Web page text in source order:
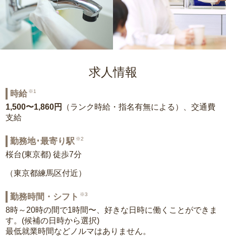
求人情報
時給 ※1
1,500〜1,860円
（ランク時給・指名有無による）、交通費
支給
勤務地･最寄り駅 ※2
桜台(東京都) 徒歩7分
（東京都練馬区付近）
勤務時間・シフト ※3
8時～20時の間で1時間〜、好きな日時に働くことができま
す。(候補の日時から選択)
最低就業時間などノルマはありません。